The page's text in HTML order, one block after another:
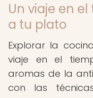
Un viaje en
a tu plato
Explorar la
viaje en el
aromas de la
con las